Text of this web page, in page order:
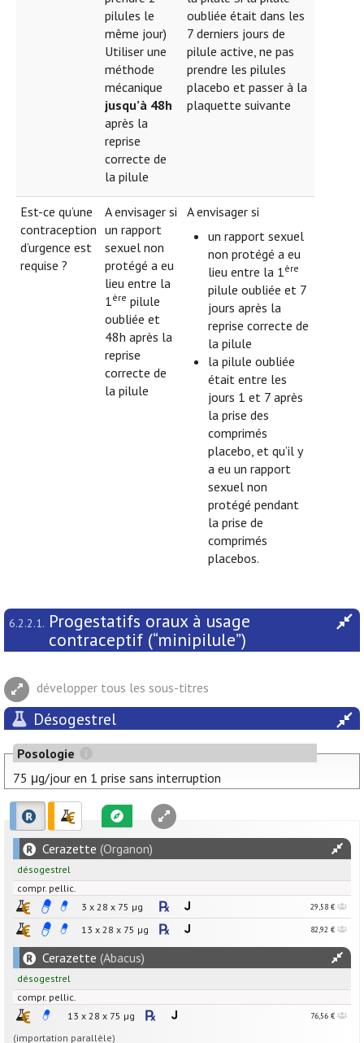
pilules le
même jour)
Utiliser une
méthode
mécanique
jusqu’à 48h
après la
reprise
correcte de
la pilule
oubliée était dans les
7 derniers jours de
pilule active, ne pas
prendre les pilules
placebo et passer à la
plaquette suivante
Est-ce qu’une
contraception
d’urgence est
requise ?
A envisager si
un rapport
sexuel non
protégé a eu
lieu entre la
1ère pilule
oubliée et
48h après la
reprise
correcte de
la pilule
A envisager si
un rapport sexuel
non protégé a eu
lieu entre la 1ère
pilule oubliée et 7
jours après la
reprise correcte de
la pilule
la pilule oubliée
était entre les
jours 1 et 7 après
la prise des
comprimés
placebo, et qu’il y
a eu un rapport
sexuel non
protégé pendant
la prise de
comprimés
placebos.
6.2.2.1. Progestatifs oraux à usage
contraceptif (“minipilule”)
développer tous les sous-titres
Désogestrel
Posologie
75 μg/jour en 1 prise sans interruption
Cerazette (Organon)
désogestrel
compr. pellic.
3 x 28 x 75 µg 29,58 €
13 x 28 x 75 µg 82,92 €
Cerazette (Abacus)
désogestrel
compr. pellic.
13 x 28 x 75 µg 76,56 €
(importation parallèle)